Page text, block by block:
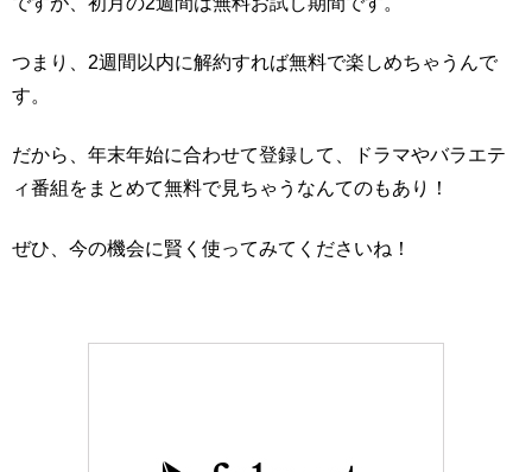
つまり、2週間以内に解約すれば無料で楽しめちゃうんで
す。
だから、年末年始に合わせて登録して、ドラマやバラエテ
ィ番組をまとめて無料で見ちゃうなんてのもあり！
ぜひ、今の機会に賢く使ってみてくださいね！